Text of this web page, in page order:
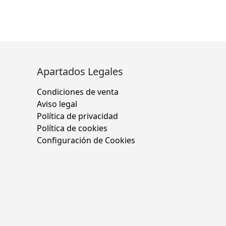
Apartados Legales
Condiciones de venta
Aviso legal
Política de privacidad
Política de cookies
Configuración de Cookies